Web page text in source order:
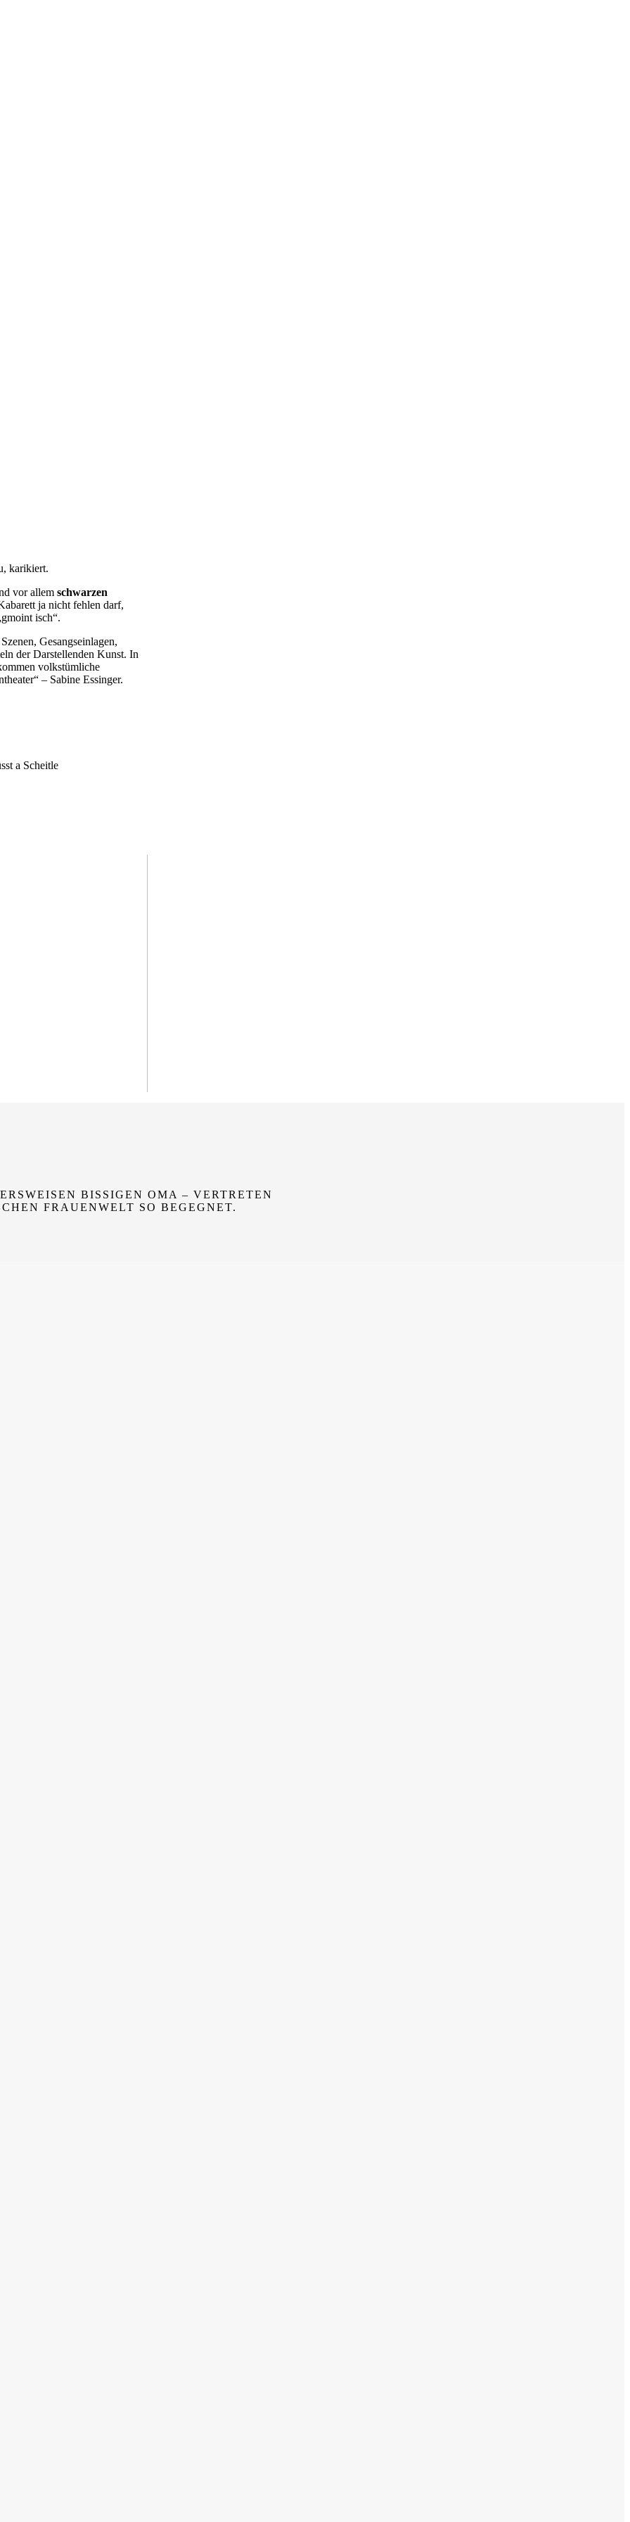
karikiert.
vor allem schwarzen
ja nicht fehlen darf,
isch“.
Gesangseinlagen,
der Darstellenden Kunst. In
volkstümliche
– Sabine Essinger.
a Scheitle
BISSIGEN OMA – VERTRETEN
FRAUENWELT SO BEGEGNET.